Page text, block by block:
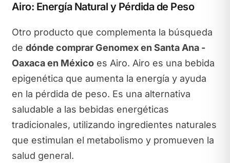
Airo: Energía Natural y Pérdida de Peso
Otro producto que complementa la búsqueda
de dónde comprar Genomex en Santa Ana -
Oaxaca en Méxicoes Airo. Airo es una bebida
epigenética que aumenta la energía y ayuda
en la pérdida de peso. Es una alternativa
saludable a las bebidas energéticas
tradicionales, utilizando ingredientes naturales
que estimulan el metabolismo y promueven la
salud general.